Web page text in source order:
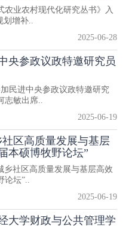
农业农村现代化研究丛书》入
划增补..
2025-06-28
央参政议政特邀研究员
民进中央参政议政特邀研究
志敏出席..
2025-06-19
区高质量发展与基层
本硕博牧野论坛”
乡社区高质量发展与基层高效
论坛”..
2025-06-19
大学财政与公共管理学